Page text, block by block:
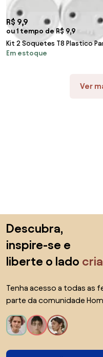
R$ 9,9
ou 1 tempo de R$ 9,9
Kit 2 Soquetes T8 Plastico
Lampada Led Tubular
Em estoque
Ver
Descubra,
inspire-se e
liberte o lado
Tenha acesso a todas as
parte da comunidade